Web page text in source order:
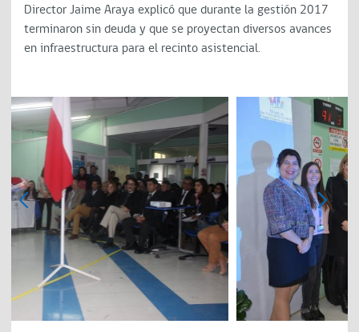
Director Jaime Araya explicó que durante la gestión 2017
terminaron sin deuda y que se proyectan diversos avances
en infraestructura para el recinto asistencial.